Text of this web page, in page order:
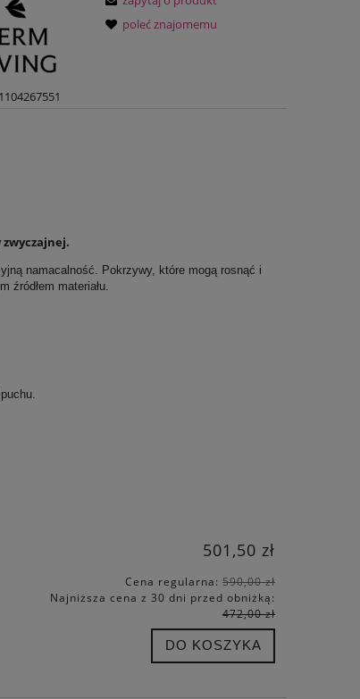
poleć znajomemu
zwyczajnej.
namacalność. Pokrzywy, które mogą rosnąć i
materiału.
501,50 zł
Cena regularna: 590,00 zł
Najniższa cena z 30 dni przed obniżką:
472,00 zł
DO KOSZYKA